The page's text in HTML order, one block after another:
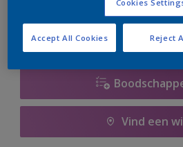
Vind een
Cookies
Reject
Accept All Cookies